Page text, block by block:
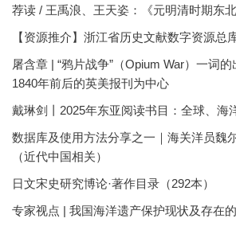
荐读 / 王禹浪、王天姿：《元明清时期东
【资源推介】浙江省历史文献数字资源总
屠含章 | “鸦片战争”（Opium War）一词
1840年前后的英美报刊为中心
戴琳剑丨2025年东亚阅读书目：全球、海
数据库及使用方法分享之一｜海关洋员魏
（近代中国相关）
日文宋史研究博论·著作目录（292本）
专家视点 | 我国海洋遗产保护现状及存在